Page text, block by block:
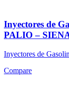
Inyectores de
PALIO –
Inyectores de
Compare